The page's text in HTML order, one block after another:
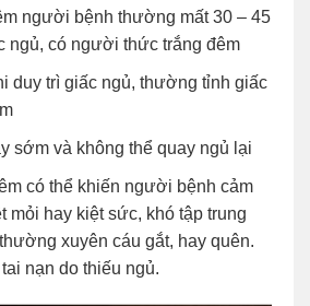
người bệnh thường mất 30 – 45
ngủ, có người thức trắng đêm
duy trì giấc ngủ, thường tỉnh giấc
sớm và không thể quay ngủ lại
có thể khiến người bệnh cảm
mỏi hay kiệt sức, khó tập trung
xuyên cáu gắt, hay quên.
nạn do thiếu ngủ.